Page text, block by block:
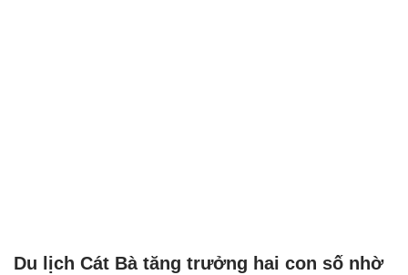
Du lịch Cát Bà tăng trưởng hai con số nhờ